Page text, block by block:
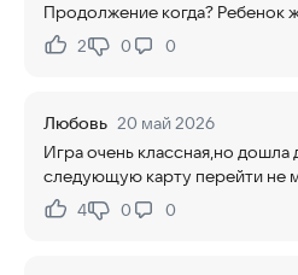
Продолжение когда? Ребенок
Нравится:
2Не нравится:
0 0
Любовь 20 май 2026
Игра очень классная,но дошла
следующую карту перейти не
Нравится:
4Не нравится:
0 0